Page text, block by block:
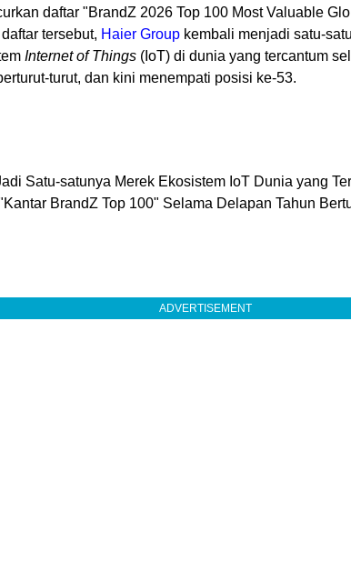
daftar "BrandZ 2026 Top 100 Most Valuable
tersebut, Haier Group kembali menjadi satu-
Internet of Things (IoT) di dunia yang tercantum
turut, dan kini menempati posisi ke-53.
Satu-satunya Merek Ekosistem IoT Dunia yang
BrandZ Top 100" Selama Delapan Tahun
ADVERTISEMENT